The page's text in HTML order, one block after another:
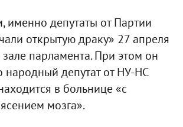
именно депутаты от Партии
открытую драку» 27 апреля
парламента. При этом он
народный депутат от НУ-НС
в больнице «с
мозга».